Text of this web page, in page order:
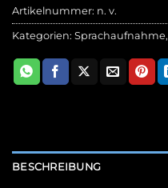
Artikelnummer: n. v.
Kategorien: Sprachaufnahme,
BESCHREIBUNG